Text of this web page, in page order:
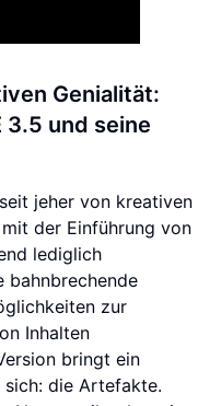
Genialität:
3.5 und seine
jeher von kreativen
der Einführung von
lediglich
bahnbrechende
zur
Inhalten
bringt ein
sich: die Artefakte.